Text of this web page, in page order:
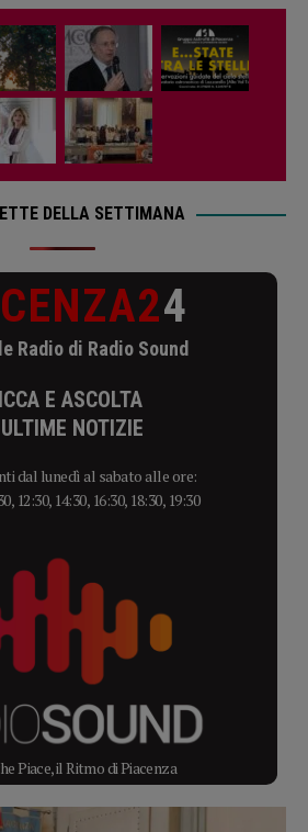
DELLA SETTIMANA
4
Radio di Radio Sound
E ASCOLTA
NOTIZIE
dal lunedì al sabato alle ore:
12:30, 14:30, 16:30, 18:30, 19:30
Piace, il Ritmo di Piacenza